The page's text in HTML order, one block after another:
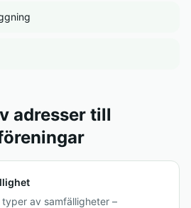
adresser till
av samfälligheter –